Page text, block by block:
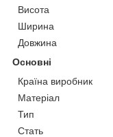
Висота
Ширина
Довжина
Основні
Країна виробник
Матеріал
Тип
Стать